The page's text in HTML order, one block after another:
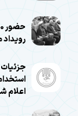
رویداد
جزئیات
اعلام